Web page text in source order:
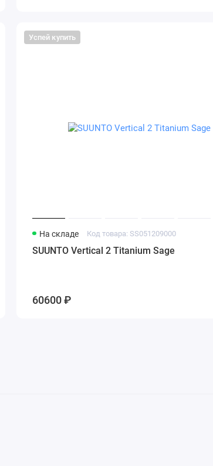
Успей купить
На складе Код товара: SS051209000
SUUNTO Vertical 2 Titanium Sage
60600 ₽